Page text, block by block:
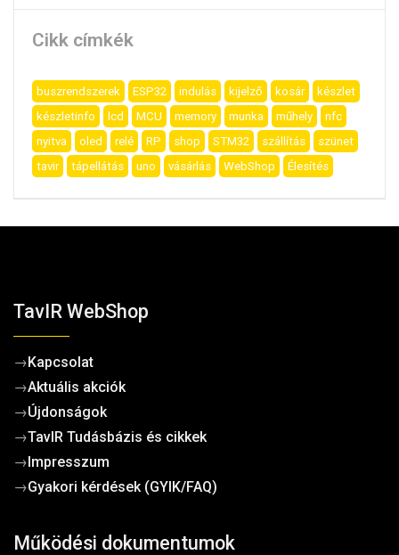
Cikk címkék
buszrendszerek ESP32 indulás kijelző kosár
készlet
készletinfo
lcd MCU memory munka műhely
nfc
nyitva
oled relé RP shop STM32 szállítás
szünet
tavir
tápellátás uno vásárlás WebShop Élesítés
TavIR WebShop
→Kapcsolat
→Aktuális akciók
→Újdonságok
→TavIR Tudásbázis és cikkek
→Impresszum
→Gyakori kérdések (GYIK/FAQ)
Működési dokumentumok